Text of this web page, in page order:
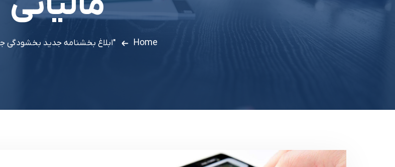
Home "ابلاغ بخشنامه جدید بخشودگی